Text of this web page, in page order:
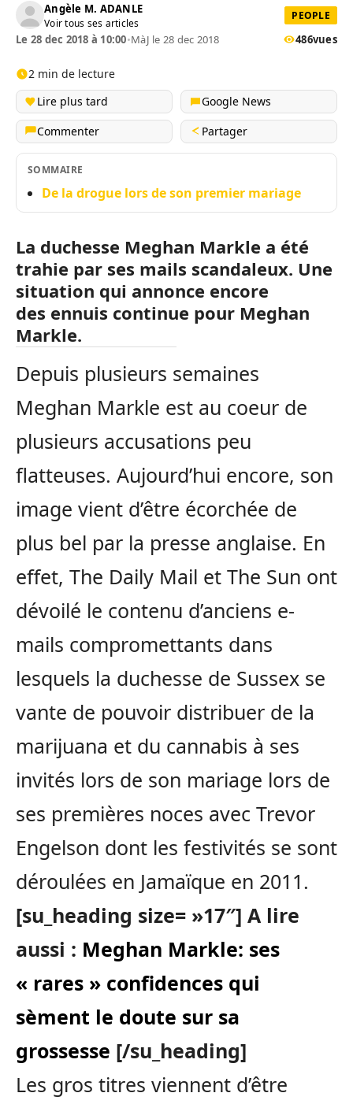
Angèle M. ADANLE
Voir tous ses articles
PEOPLE
Le 28 dec 2018 à 10:00•MàJ le 28 dec 2018 486vues
2 min de lecture
Lire plus tard
Google News
Commenter
Partager
SOMMAIRE
De la drogue lors de son premier mariage
La duchesse Meghan Markle a été
trahie par ses mails scandaleux. Une
situation qui annonce encore
des ennuis continue pour Meghan
Markle.
Depuis plusieurs semaines
Meghan Markle est au coeur de
plusieurs accusations peu
flatteuses. Aujourd’hui encore, son
image vient d’être écorchée de
plus bel par la presse anglaise. En
effet, The Daily Mail et The Sun ont
dévoilé le contenu d’anciens e-
mails compromettants dans
lesquels la duchesse de Sussex se
vante de pouvoir distribuer de la
marijuana et du cannabis à ses
invités lors de son mariage lors de
ses premières noces avec Trevor
Engelson dont les festivités se sont
déroulées en Jamaïque en 2011.
[su_heading size= »17″] A lire
aussi : Meghan Markle: ses
« rares » confidences qui
sèment le doute sur sa
grossesse [/su_heading]
Les gros titres viennent d’être